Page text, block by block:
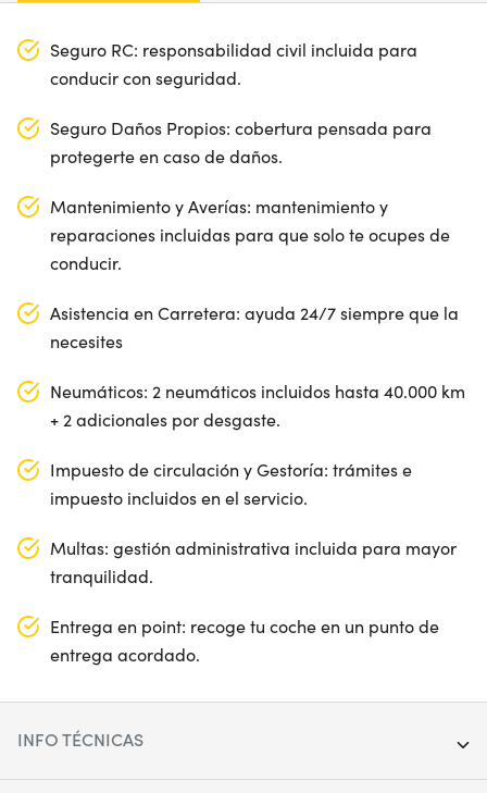
Seguro RC: responsabilidad civil incluida para
conducir con seguridad.
Seguro Daños Propios: cobertura pensada para
protegerte en caso de daños.
Mantenimiento y Averías: mantenimiento y
reparaciones incluidas para que solo te ocupes de
conducir.
Asistencia en Carretera: ayuda 24/7 siempre que la
necesites
Neumáticos: 2 neumáticos incluidos hasta 40.000 km
+ 2 adicionales por desgaste.
Impuesto de circulación y Gestoría: trámites e
impuesto incluidos en el servicio.
Multas: gestión administrativa incluida para mayor
tranquilidad.
Entrega en point: recoge tu coche en un punto de
entrega acordado.
INFO TÉCNICAS